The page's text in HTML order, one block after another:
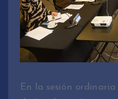
En la sesión ordinaria